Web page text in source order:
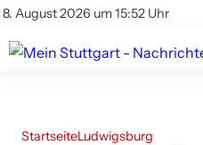
8. August 2026 um 15:52 Uhr
Impressum
Branchenbuch
Werbung
StartseiteLudwigsburg